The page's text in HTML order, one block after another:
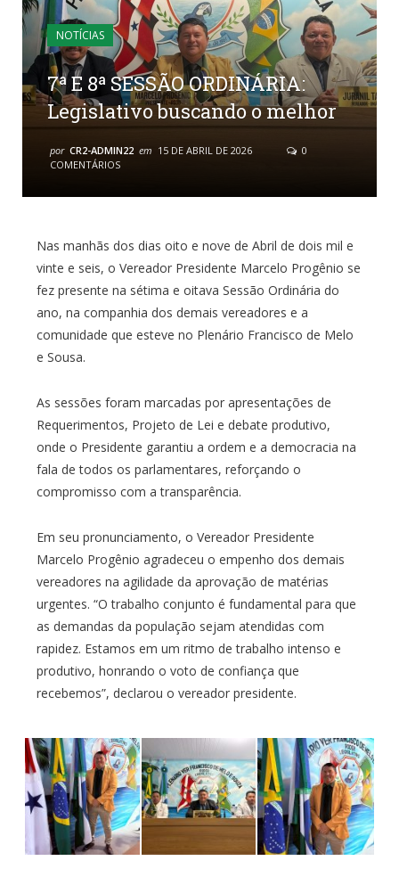
NOTÍCIAS
7ª E 8ª SESSÃO ORDINÁRIA:
Legislativo buscando o melhor
por CR2-ADMIN22 em 15 DE ABRIL DE 2026
0
COMENTÁRIOS
Nas manhãs dos dias oito e nove de Abril de dois mil e
vinte e seis, o Vereador Presidente Marcelo Progênio se
fez presente na sétima e oitava Sessão Ordinária do
ano, na companhia dos demais vereadores e a
comunidade que esteve no Plenário Francisco de Melo
e Sousa.
As sessões foram marcadas por apresentações de
Requerimentos, Projeto de Lei e debate produtivo,
onde o Presidente garantiu a ordem e a democracia na
fala de todos os parlamentares, reforçando o
compromisso com a transparência.
Em seu pronunciamento, o Vereador Presidente
Marcelo Progênio agradeceu o empenho dos demais
vereadores na agilidade da aprovação de matérias
urgentes. “O trabalho conjunto é fundamental para que
as demandas da população sejam atendidas com
rapidez. Estamos em um ritmo de trabalho intenso e
produtivo, honrando o voto de confiança que
recebemos”, declarou o vereador presidente.